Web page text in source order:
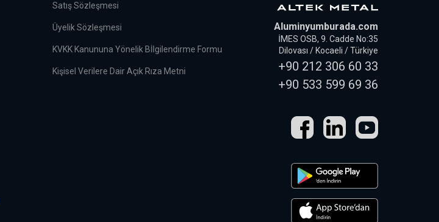
Satış Sözleşmesi
Üyelik Sözleşmesi
KVKK Kanununa Yönelik Bİlgilendirme Formu
Kişisel Verilere Dair Açık Rıza Metni
Aluminyumburada.com
İMES OSB, 9. Cadde No:35
Dilovası / Kocaeli / Türkiye
+90 212 306 60 33
+90 533 599 69 36